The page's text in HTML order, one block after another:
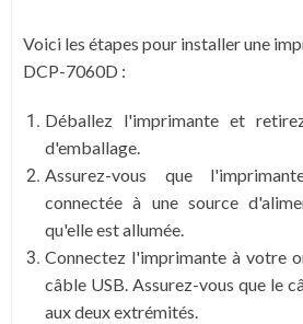
Voici les étapes pour installer une
DCP-7060D :
Déballez l'imprimante et
d'emballage.
Assurez-vous que
connectée à une source
qu'elle est allumée.
Connectez l'imprimante à votre
câble USB. Assurez-vous que le
aux deux extrémités.